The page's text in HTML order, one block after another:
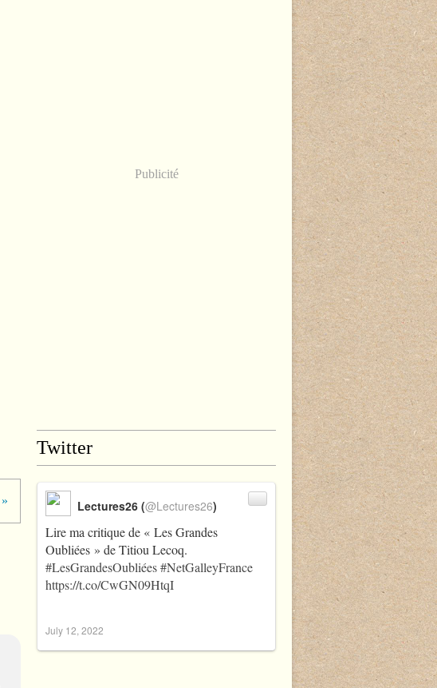
Publicité
Twitter
Lire ma critique de « Les Grandes
Oubliées » de Titiou Lecoq.
#LesGrandesOubliées#NetGalleyFrance
https://t.co/CwGN09HtqI
Lectures26 (@Lectures26)
July 12, 2022